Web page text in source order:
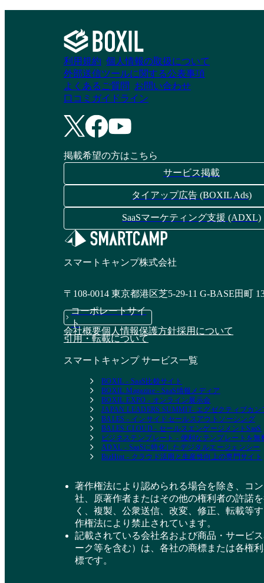
利用規約 個人情報の取扱について
外部送信ツールに関する公表事項
よくあるご質問
お問い合わせ
口コミガイドライン
掲載希望の方はこちら
サービス掲載
タイアップ広告 (BOXIL Ads)
SaaSマーケティング支援 (ADXL)
スマートキャンプ株式会社
〒108-0014 東京都港区芝5-29-11 G-BASE田町
コーポレートサイ
ト
会社概要個人情報保護方針採用について
引用・転載について
スマートキャンプ サービス一覧
BOXIL - SaaS比較サイト
BOXIL Magazine - SaaS情報メディア
BOXIL EXPO - オンライン展示会
JAPAN LEADERS SUMMIT- エグゼクティブカン
BALES - インサイドセールスアウトソーシング
BALES CLOUD - セールスエンゲージメントSaaS
ビジネステンプレート - 便利なテンプレートを無
ADXL - SaaSに特化したデジタルエージェンシー
BizHint - クラウド活用と生産性向上の専門サイト
著作権法により認められる場合を除き、コ
社、原著作者またはその他の権利者の許諾
く、複製、公衆送信、改変、修正、転載等
作権法により禁止されています。
記載されている会社名および商品・サービ
ーク等を含む）は、各社の商標または各権
標です。